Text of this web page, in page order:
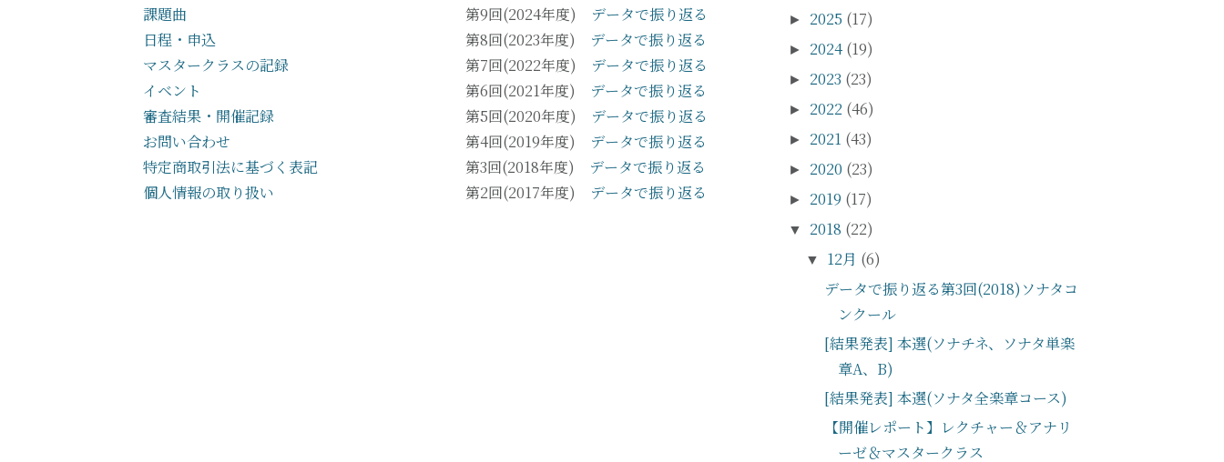
課題曲
日程・申込
マスタークラスの記録
イベント
審査結果・開催記録
お問い合わせ
特定商取引法に基づく表記
個人情報の取り扱い
第9回(2024年度) データで振り返る
第8回(2023年度) データで振り返る
第7回(2022年度) データで振り返る
第6回(2021年度) データで振り返る
第5回(2020年度) データで振り返る
第4回(2019年度) データで振り返る
第3回(2018年度) データで振り返る
第2回(2017年度) データで振り返る
► 2025 (17)
► 2024 (19)
► 2023 (23)
► 2022 (46)
► 2021 (43)
► 2020 (23)
► 2019 (17)
▼ 2018 (22)
▼ 12月 (6)
データで振り返る第3回(2018)ソナタコ
ンクール
[結果発表] 本選(ソナチネ、ソナタ単楽
章A、B)
[結果発表] 本選(ソナタ全楽章コース)
【開催レポート】レクチャー＆アナリ
ーゼ＆マスタークラス